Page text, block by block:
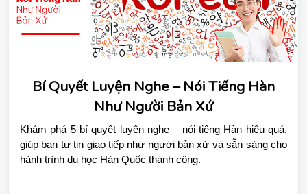
Bí Quyết Luyện Nghe – Nói Tiếng Hàn
Như Người Bản Xứ
Khám phá 5 bí quyết luyện nghe – nói tiếng Hàn hiệu quả,
giúp bạn tự tin giao tiếp như người bản xứ và sẵn sàng cho
hành trình du học Hàn Quốc thành công.